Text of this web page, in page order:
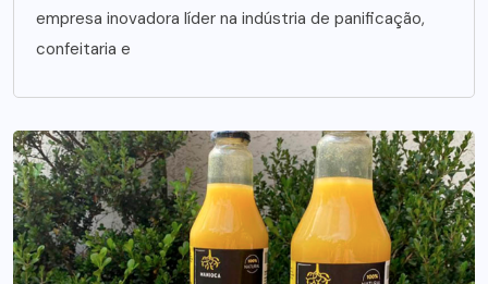
empresa inovadora líder na indústria de panificação,
confeitaria e